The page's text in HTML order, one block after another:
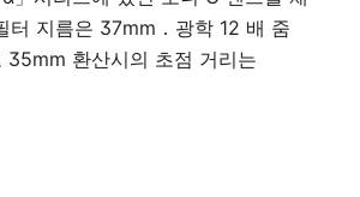
터 지름은 37mm．광학 12 배 줌
35mm 환산시의 초점 거리는